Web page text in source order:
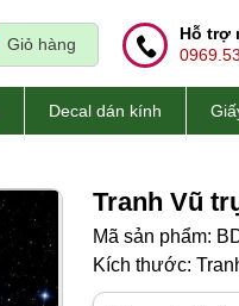
Giỏ hàng
Hỗ trợ
Decal dán kính
Tranh Vũ
Mã sản phẩm:
Kích thước: